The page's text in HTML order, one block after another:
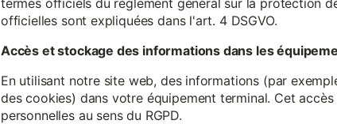
officielles sont expliquées dans l'art. 4 DSGVO.
Accès et stockage des informations dans les
En utilisant notre site web, des informations (par
des cookies) dans votre équipement terminal. Cet
personnelles au sens du RGPD.